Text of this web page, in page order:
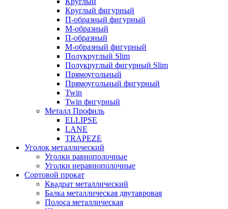
Круглый фигурный
П-образный фигурный
М-образный
П-образный
М-образный фигурный
Полукруглый Slim
Полукруглый фигурный Slim
Прямоугольный
Прямоугольный фигурный
Twin
Twin фигурный
Металл Профиль
ELLIPSE
LАNE
TRAPEZE
Уголок металлический
Уголки равнополочные
Уголки неравнополочные
Сортовой прокат
Квадрат металлический
Балка металлическая двутавровая
Полоса металлическая